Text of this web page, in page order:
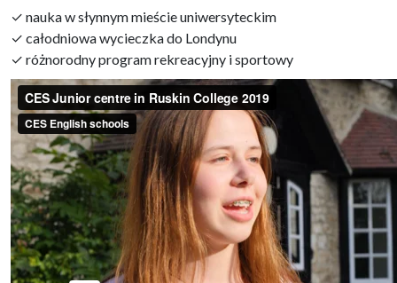
✓ nauka w słynnym mieście uniwersyteckim
✓ całodniowa wycieczka do Londynu
✓ różnorodny program rekreacyjny i sportowy